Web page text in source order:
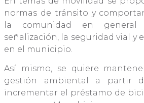
normas de tránsito y
la comunidad en
señalización, la seguridad vial y
en el municipio.
Así mismo, se quiere
gestión ambiental a partir
incrementar el préstamo de